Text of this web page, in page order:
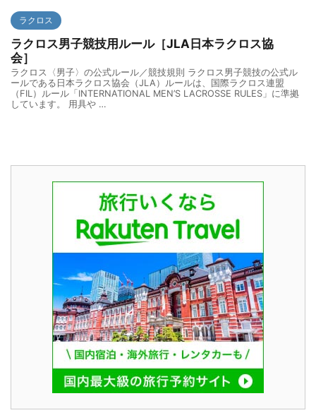
ラクロス
ラクロス男子競技用ルール［JLA日本ラクロス協
会］
ラクロス〈男子〉の公式ルール／競技規則 ラクロス男子競技の公式ル
ールである日本ラクロス協会（JLA）ルールは、国際ラクロス連盟
（FIL）ルール「INTERNATIONAL MEN’S LACROSSE RULES」に準拠
しています。 用具や …